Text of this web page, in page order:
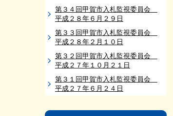
第３４回甲賀市入札監視委員会
平成２８年６月２９日
第３３回甲賀市入札監視委員会
平成２８年２月１０日
第３２回甲賀市入札監視委員会
平成２７年１０月２１日
第３１回甲賀市入札監視委員会
平成２７年６月２４日